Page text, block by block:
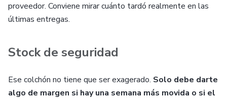
proveedor. Conviene mirar cuánto tardó realmente en las
últimas entregas.
Stock de seguridad
Ese colchón no tiene que ser exagerado. Solo debe darte
algo de margen si hay una semana más movida o si el